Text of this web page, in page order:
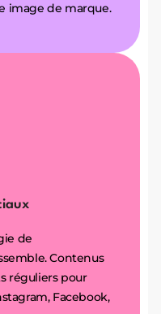
image de marque.
de
Contenus
réguliers pour
Facebook,